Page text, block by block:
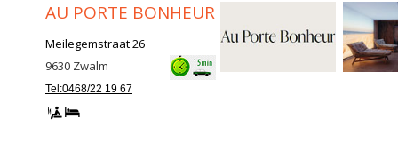
AU PORTE BONHEUR
Meilegemstraat 26
9630 Zwalm
Tel:0468/22 19 67